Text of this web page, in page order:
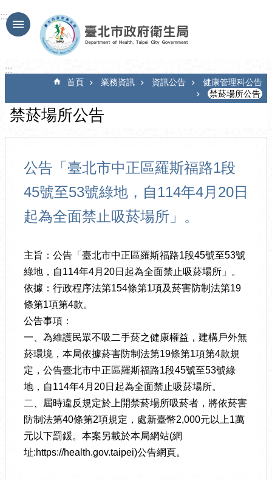
跳到主要內容區塊
:::
:::
首頁 業務資訊 資訊公告
健康管理科公告
禁菸場所公告
禁菸場所公告
公告「臺北市中正區羅斯福路1段
45號至53號綠地，自114年4月20日
起為全面禁止吸菸場所」。
主旨：公告「臺北市中正區羅斯福路1段45號至53號
綠地，自114年4月20日起為全面禁止吸菸場所」。
依據：行政程序法第154條第1項及菸害防制法第19
條第1項第4款。
公告事項：
一、為維護民眾不吸二手菸之健康權益，建構戶外無
菸環境，本局依據菸害防制法第19條第1項第4款規
定，公告臺北市中正區羅斯福路1段45號至53號綠
地，自114年4月20日起為全面禁止吸菸場所。
二、屆時違反規定於上開禁菸場所吸菸者，將依菸害
防制法第40條第2項規定，處新臺幣2,000元以上1萬
元以下罰鍰。本案另載於本局網站(網
址:https://health.gov.taipei)公告網頁。